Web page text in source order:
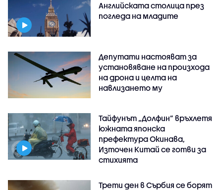
Английската столица през
погледа на младите
Депутати настояват за
установяване на произхода
на дрона и целта на
навлизането му
Тайфунът „Долфин” връхлетя
южната японска
префектура Окинава,
Източен Китай се готви за
стихията
Трети ден в Сърбия се борят